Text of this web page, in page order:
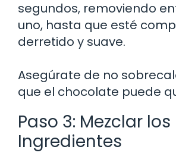
segundos, removiendo
uno, hasta que esté
derretido y suave.
Asegúrate de no
que el chocolate puede
Paso 3: Mezclar los
Ingredientes